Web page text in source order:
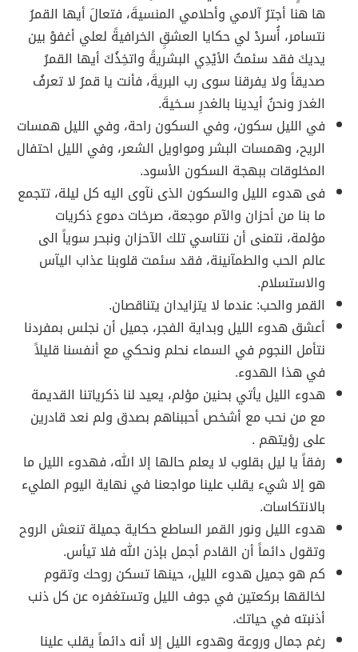
ها هنا أجترُ آلامي وأحلامي المنسيةَ، فتعالَ أيها القمرُ
نتسامر، أُسردْ لي حكايا العشقِِ الخرافيةََ لعلي أغفوْ بين
يديكَ فقد سئمتُ الأيْدِي البشريةََ واتخِذُكَ أيها القمرُ
صديقاً ولا يفرقنا سوى رب البريةَ، فأنت يا قمرُ لا تعرفُ
الغدرَ ونحنُ أيدينا بالغدرِ سـخيةَ.
في الليل سكون، وفي السكون راحة، وفي الليل همسات
الريح، وهمسات البشر ومواويل الشعر، وفي الليل احتفال
المخلوقات ببهجة السكون الأسود.
فى هدوء الليل والسكون الذى نآوى اليه كل ليلة، تتجمع
ما بنا من أحزان والآم موجعة، صرخات دموع ذكريات
مؤلمة، نتمنى أن نتناسي تلك الآحزان ونبحر سوياً الى
عالم الحب والطمآنينة، فقد سئمت قلوبنا عذاب اليآس
والاستسلام.
القمر والحب: عندما لا يتزايدان يتناقصان.
أعشق هدوء الليل وبداية الفجر، جميل أن نجلس بمفردنا
نتأمل النجوم في السماء نحلم ونحكي مع أنفسنا قليلاً
في هذا الهدوء.
هدوء الليل يأتي بحنين مؤلم، يعيد لنا ذكرياتنا القديمة
مع من نحب مع أشخص أحببناهم بصدق ولم نعد قادرين
على رؤيتهم .
رفقاً يا ليل بقلوب لا يعلم حالها إلا الله، فهدوء الليل ما
هو إلا شيء يقلب علينا مواجعنا في نهاية اليوم المليء
بالانتكاسات.
هدوء الليل ونور القمر الساطع حكاية جميلة تنعش الروح
وتقول دائماً أن القادم أجمل بإذن الله فلا تيأس.
كم هو جميل هدوء الليل، حينها تسكن روحك وتقوم
لخالقها بركعتين في جوف الليل وتستغفره عن كل ذنب
أذنبته في حياتك.
رغم جمال وروعة وهدوء الليل إلا أنه دائماً يقلب علينا